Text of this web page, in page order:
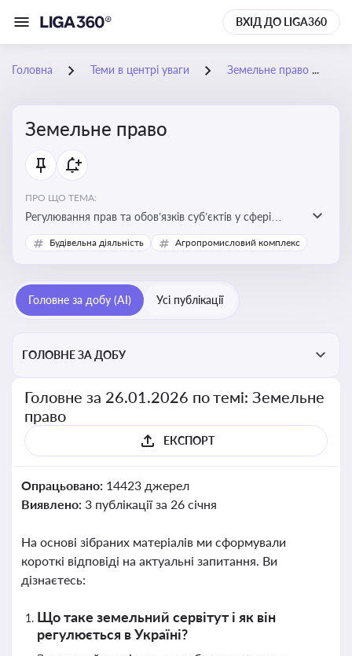
ВХІД ДО LIGA360
Головна Теми в центрі уваги Земельне право
Земельне право
ПРО ЩО ТЕМА:
Регулювання прав та обов’язків суб’єктів у сфері
користування землею, земельний сервітут, що є
критично важливим для захисту майнових прав
ефективного управління земельними ресурсами
Будівельна діяльність Агропромисловий комплекс
Головне за добу (AI) Усі публікації
ГОЛОВНЕ ЗА ДОБУ
Головне за 26.01.2026 по темі: Земельне
право
ЕКСПОРТ
Опрацьовано: 14423 джерел
Виявлено: 3 публікації за 26 січня
На основі зібраних матеріалів ми сформували
короткі відповіді на актуальні запитання. Ви
дізнаєтесь:
Що таке земельний сервітут і як він
регулюється в Україні?